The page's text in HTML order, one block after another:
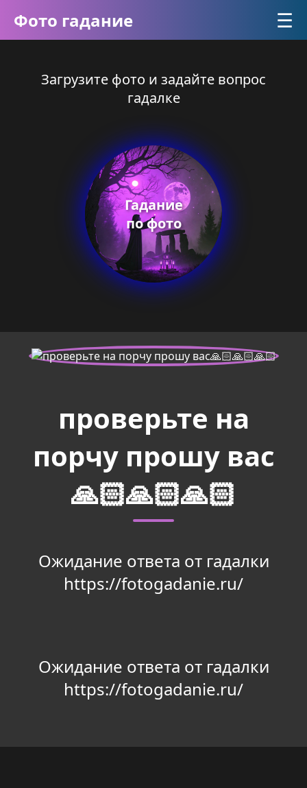
Фото гадание ☰
Загрузите фото и задайте вопрос
гадалке
Гадание
по фото
проверьте на
порчу прошу вас
🙏🏻🙏🏻🙏🏻
Ожидание ответа от гадалки
https://fotogadanie.ru/
Ожидание ответа от гадалки
https://fotogadanie.ru/